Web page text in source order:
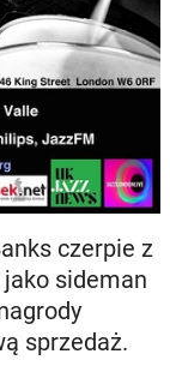
czerpie z
sideman
sprzedaż.